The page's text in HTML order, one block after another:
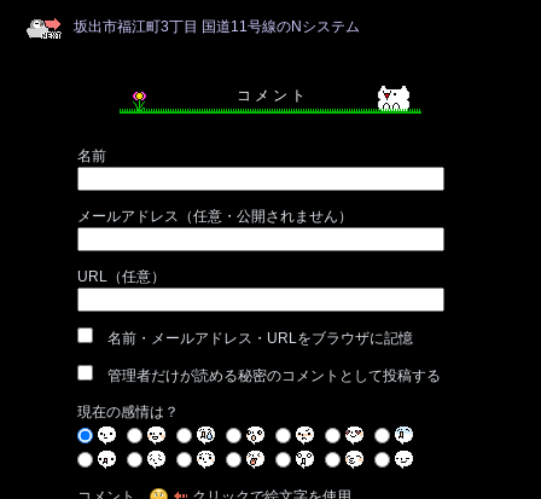
坂出市福江町3丁目 国道11号線のNシステム
コ メ ン ト
名前
メールアドレス（任意・公開されません）
URL（任意）
名前・メールアドレス・URLをブラウザに記憶
管理者だけが読める秘密のコメントとして投稿する
現在の感情は？